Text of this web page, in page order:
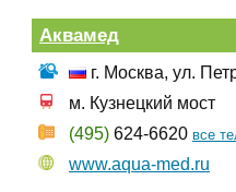
Аквамед
г. Москва, ул.
м. Кузнецкий мост
(495) 624-6620 все
www.aqua-med.ru